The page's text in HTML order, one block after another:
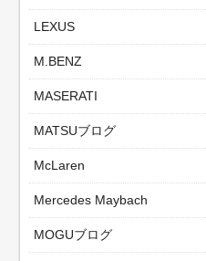
LEXUS
M.BENZ
MASERATI
MATSUブログ
McLaren
Mercedes Maybach
MOGUブログ